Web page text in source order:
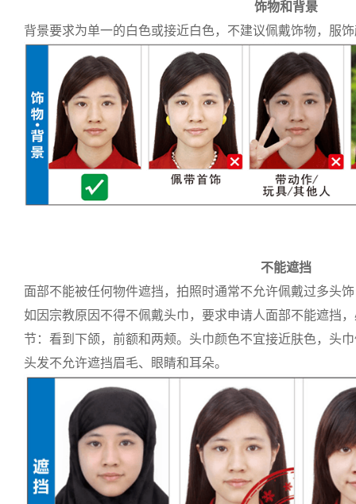
饰物和背景
背景要求为单一的白色或接近白色，不建议佩戴饰物，服
不能遮挡
面部不能被任何物件遮挡，拍照时通常不允许佩戴过多头
如因宗教原因不得不佩戴头巾，要求申请人面部不能遮挡
节：看到下颌，前额和两颊。头巾颜色不宜接近肤色，头
头发不允许遮挡眉毛、眼睛和耳朵。